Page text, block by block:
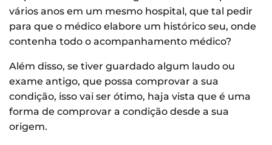
vários anos em um mesmo hospital, que tal pedir
para que o médico elabore um histórico seu, onde
contenha todo o acompanhamento médico?
Além disso, se tiver guardado algum laudo ou
exame antigo, que possa comprovar a sua
condição, isso vai ser ótimo, haja vista que é uma
forma de comprovar a condição desde a sua
origem.